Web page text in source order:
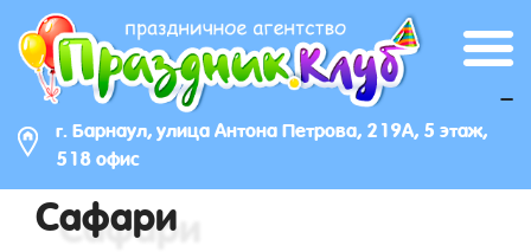
г. Барнаул, улица Антона Петрова, 219А, 5 этаж,
518 офис
_
Сафари